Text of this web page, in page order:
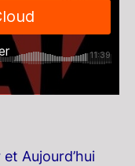
Aujourd’hui